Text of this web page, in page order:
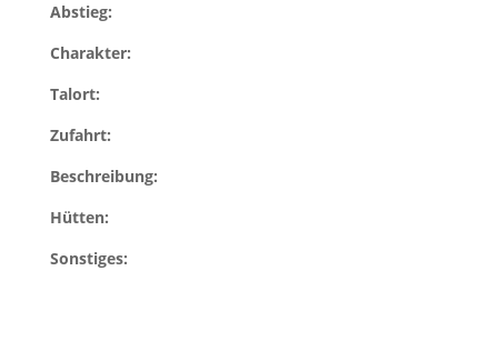
Abstieg:
Charakter:
Talort:
Zufahrt:
Beschreibung:
Hütten:
Sonstiges: